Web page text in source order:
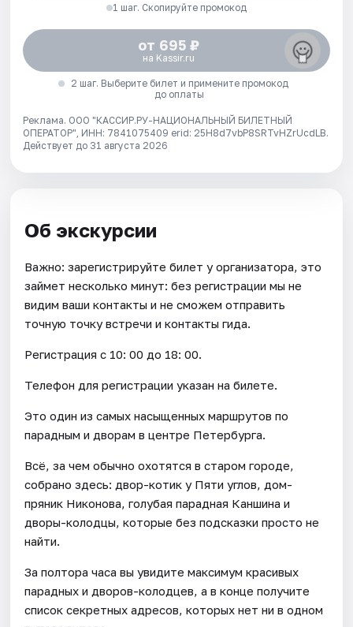
1 шаг. Скопируйте промокод
от 695 ₽
на Kassir.ru
2 шаг. Выберите билет и примените промокод
до оплаты
Реклама. ООО "КАССИР.РУ-НАЦИОНАЛЬНЫЙ БИЛЕТНЫЙ
ОПЕРАТОР", ИНН: 7841075409 erid: 25H8d7vbP8SRTvHZrUcdLB.
Действует до 31 августа 2026
Об экскурсии
Важно: зарегистрируйте билет у организатора, это
займет несколько минут: без регистрации мы не
видим ваши контакты и не сможем отправить
точную точку встречи и контакты гида.
Регистрация с 10: 00 до 18: 00.
Телефон для регистрации указан на билете.
Это один из самых насыщенных маршрутов по
парадным и дворам в центре Петербурга.
Всё, за чем обычно охотятся в старом городе,
собрано здесь: двор-котик у Пяти углов, дом-
пряник Никонова, голубая парадная Каншина и
дворы-колодцы, которые без подсказки просто не
найти.
За полтора часа вы увидите максимум красивых
парадных и дворов-колодцев, а в конце получите
список секретных адресов, которых нет ни в одном